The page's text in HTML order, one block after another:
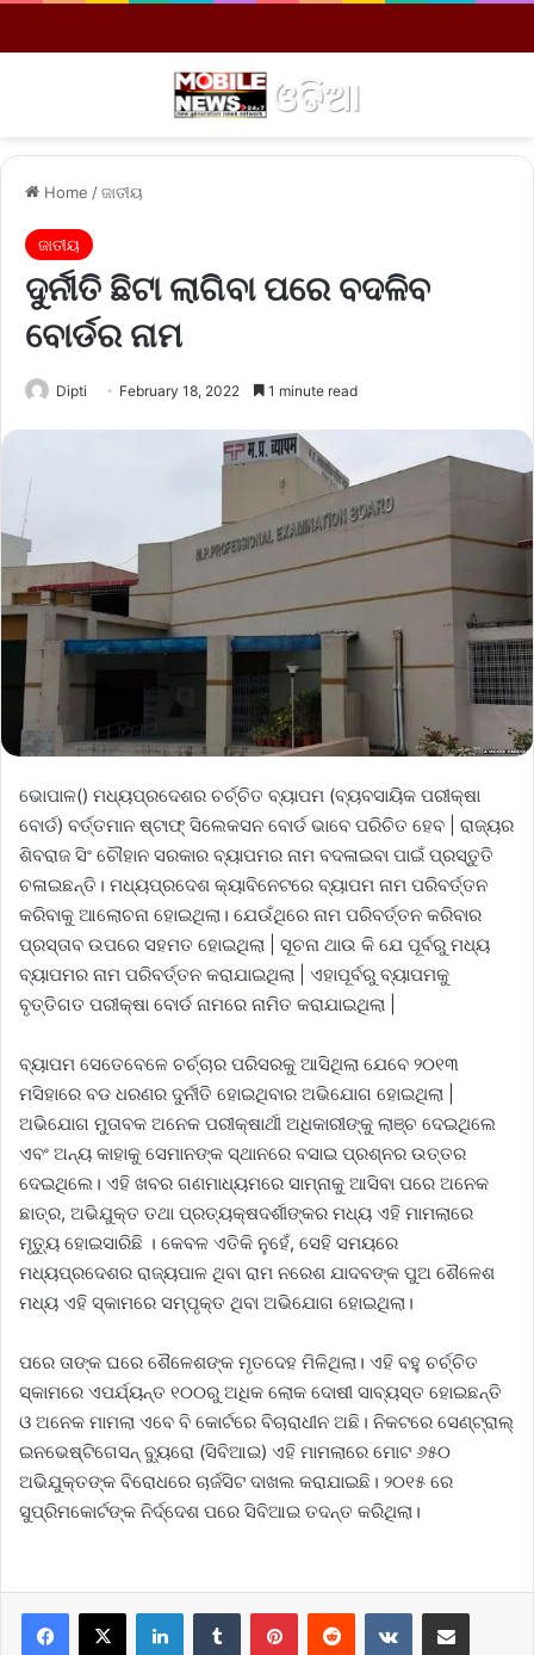
Home /ଜାତୀୟ
ଜାତୀୟ
ଦୁର୍ନୀତି ଛିଟା ଲାଗିବା ପରେ ବଦଳିବ
ବୋର୍ଡର ନାମ
Dipti February 18, 2022 1 minute read
ଭୋପାଳ() ମଧ୍ୟପ୍ରଦେଶର ଚର୍ଚ୍ଚିତ ବ୍ୟାପମ (ବ୍ୟବସାୟିକ ପରୀକ୍ଷା
ବୋର୍ଡ) ବର୍ତ୍ତମାନ ଷ୍ଟାଫ୍ ସିଲେକସନ ବୋର୍ଡ ଭାବେ ପରିଚିତ ହେବ | ରାଜ୍ୟର
ଶିବରାଜ ସିଂ ଚୌହାନ ସରକାର ବ୍ୟାପମର ନାମ ବଦଳାଇବା ପାଇଁ ପ୍ରସ୍ତୁତି
ଚଳାଇଛନ୍ତି। ମଧ୍ୟପ୍ରଦେଶ କ୍ୟାବିନେଟରେ ବ୍ୟାପମ ନାମ ପରିବର୍ତ୍ତନ
କରିବାକୁ ଆଲୋଚନା ହୋଇଥିଲା। ଯେଉଁଥିରେ ନାମ ପରିବର୍ତ୍ତନ କରିବାର
ପ୍ରସ୍ତାବ ଉପରେ ସହମତ ହୋଇଥିଲା | ସୂଚନା ଥାଉ କି ଯେ ପୂର୍ବରୁ ମଧ୍ୟ
ବ୍ୟାପମର ନାମ ପରିବର୍ତ୍ତନ କରାଯାଇଥିଲା | ଏହାପୂର୍ବରୁ ବ୍ୟାପମକୁ
ବୃତ୍ତିଗତ ପରୀକ୍ଷା ବୋର୍ଡ ନାମରେ ନାମିତ କରାଯାଇଥିଲା |
ବ୍ୟାପମ ସେତେବେଳେ ଚର୍ଚ୍ଚାର ପରିସରକୁ ଆସିଥିଲା ଯେବେ ୨୦୧୩
ମସିହାରେ ବଡ ଧରଣର ଦୁର୍ନୀତି ହୋଇଥିବାର ଅଭିଯୋଗ ହୋଇଥିଲା |
ଅଭିଯୋଗ ମୁତାବକ ଅନେକ ପରୀକ୍ଷାର୍ଥୀ ଅଧିକାରୀଙ୍କୁ ଲାଞ୍ଚ ଦେଇଥିଲେ
ଏବଂ ଅନ୍ୟ କାହାକୁ ସେମାନଙ୍କ ସ୍ଥାନରେ ବସାଇ ପ୍ରଶ୍ନର ଉତ୍ତର
ଦେଇଥିଲେ। ଏହି ଖବର ଗଣମାଧ୍ୟମରେ ସାମ୍ନାକୁ ଆସିବା ପରେ ଅନେକ
ଛାତ୍ର, ଅଭିଯୁକ୍ତ ତଥା ପ୍ରତ୍ୟକ୍ଷଦର୍ଶୀଙ୍କର ମଧ୍ୟ ଏହି ମାମଲାରେ
ମୃତ୍ୟୁ ହୋଇସାରିଛି । କେବଳ ଏତିକି ନୁହେଁ, ସେହି ସମୟରେ
ମଧ୍ୟପ୍ରଦେଶର ରାଜ୍ୟପାଳ ଥିବା ରାମ ନରେଶ ଯାଦବଙ୍କ ପୁଅ ଶୈଳେଶ
ମଧ୍ୟ ଏହି ସ୍କାମରେ ସମ୍ପୃକ୍ତ ଥିବା ଅଭିଯୋଗ ହୋଇଥିଲା।
ପରେ ତାଙ୍କ ଘରେ ଶୈଳେଶଙ୍କ ମୃତଦେହ ମିଳିଥିଲା। ଏହି ବହୁ ଚର୍ଚ୍ଚିତ
ସ୍କାମରେ ଏପର୍ଯ୍ୟନ୍ତ ୧୦୦ରୁ ଅଧିକ ଲୋକ ଦୋଷୀ ସାବ୍ୟସ୍ତ ହୋଇଛନ୍ତି
ଓ ଅନେକ ମାମଲା ଏବେ ବି କୋର୍ଟରେ ବିଚାରାଧୀନ ଅଛି। ନିକଟରେ ସେଣ୍ଟ୍ରାଲ୍
ଇନଭେଷ୍ଟିଗେସନ୍ ବ୍ୟୁରୋ (ସିବିଆଇ) ଏହି ମାମଲାରେ ମୋଟ ୬୫୦
ଅଭିଯୁକ୍ତଙ୍କ ବିରୋଧରେ ଚାର୍ଜସିଟ ଦାଖଲ କରାଯାଇଛି। ୨୦୧୫ ରେ
ସୁପ୍ରିମକୋର୍ଟଙ୍କ ନିର୍ଦ୍ଦେଶ ପରେ ସିବିଆଇ ତଦନ୍ତ କରିଥିଲା।